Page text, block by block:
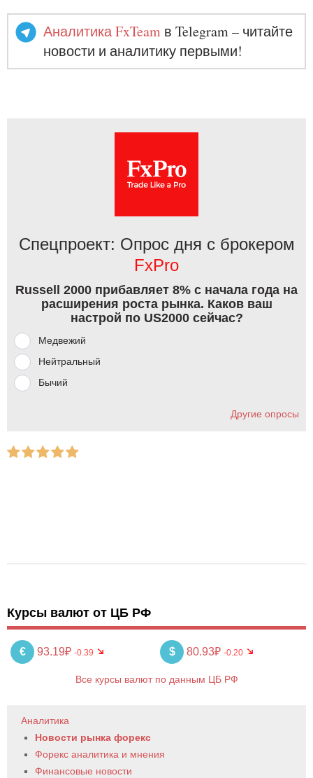
Аналитика FxTeam в Telegram – читайте
новости и аналитику первыми!
Спецпроект: Опрос дня с брокером
FxPro
Russell 2000 прибавляет 8% с начала года на
расширения роста рынка. Каков ваш
настрой по US2000 сейчас?
Медвежий
Нейтральный
Бычий
Другие опросы
Курсы валют от ЦБ РФ
€ 93.19₽ -0.39 $ 80.93₽ -0.20
Все курсы валют по данным ЦБ РФ
Аналитика
Новости рынка форекс
Форекс аналитика и мнения
Финансовые новости